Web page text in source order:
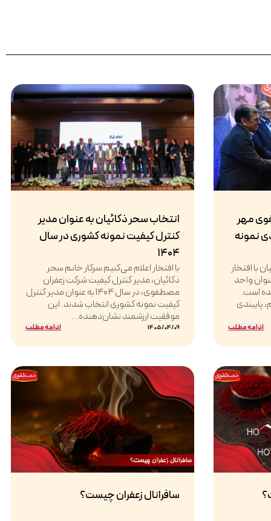
مهر
نمونه
با افتخار
در سال ۱۴۰۴ به عنوان واحد
است.
پایبندی
ادامه مطلب
انتخاب سحر ذکائیان به عنوان مدیر
کنترل کیفیت نمونه کشوری در سال
۱۴۰۴
با افتخار اعلام می‌کنیم سرکار خانم سحر
ذکائیان، مدیر کنترل کیفیت شرکت زعفران
مصطفوی، در سال ۱۴۰۴ به عنوان مدیر کنترل
کیفیت نمونه کشوری انتخاب شدند. این
موفقیت ارزشمند نشان‌دهنده...
1405/04/09 ادامه مطلب
سافرانال زعفران چیست؟